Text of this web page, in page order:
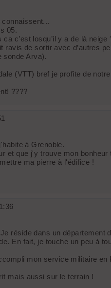
05.
c’est losqu’il y a de là neige
de sortir avec d’autres
sonde Arva).
(VTT) bref je profite de
????
à Grenoble.
et que j'y trouve mon
ma pierre à l'édifice !
réside dans un département
En fait, je touche un peu à
mon service militaire
mais aussi sur le terrain !